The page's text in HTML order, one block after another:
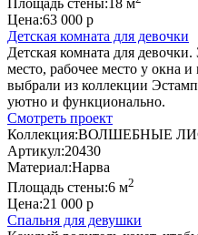
Площадь стены: 18 м
Цена:63 000 р
Детская комната для девочки
Детская комната для девочки.
место, рабочее место у окна
выбрали из коллекции
уютно и функционально.
Смотреть проект
Коллекция:ВОЛШЕБНЫЕ
Артикул:20430
Материал:Нарва
Площадь стены:6 м2
Цена:21 000 р
Спальня для девушки